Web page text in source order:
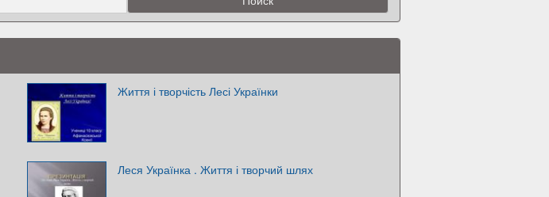
Життя і творчість Лесі Українки
Леся Українка . Життя і творчий шлях